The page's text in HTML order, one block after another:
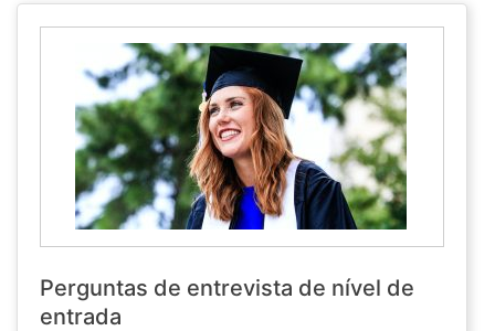
Perguntas de entrevista de nível de
entrada